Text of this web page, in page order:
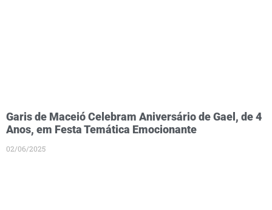
Garis de Maceió Celebram Aniversário de Gael, de 4
Anos, em Festa Temática Emocionante
02/06/2025